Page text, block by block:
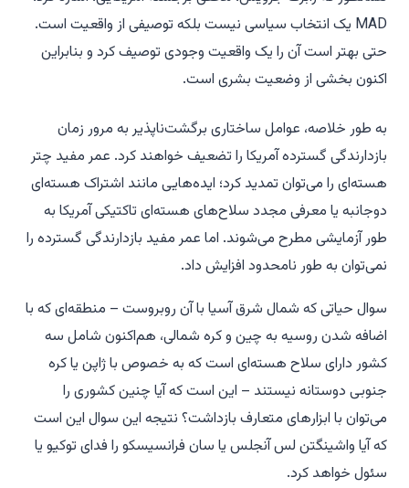
MAD یک انتخاب سیاسی نیست بلکه توصیفی از واقعیت است.
حتی بهتر است آن را یک واقعیت وجودی توصیف کرد و بنابراین
اکنون بخشی از وضعیت بشری است.
به طور خلاصه، عوامل ساختاری برگشت‌ناپذیر به مرور زمان
بازدارندگی گسترده آمریکا را تضعیف خواهند کرد. عمر مفید چتر
هسته‌ای را می‌توان تمدید کرد؛ ایده‌هایی مانند اشتراک هسته‌ای
دوجانبه یا معرفی مجدد سلاح‌های هسته‌ای تاکتیکی آمریکا به
طور آزمایشی مطرح می‌شوند. اما عمر مفید بازدارندگی گسترده را
نمی‌توان به طور نامحدود افزایش داد.
سوال حیاتی که شمال شرق آسیا با آن روبروست – منطقه‌ای که با
اضافه شدن روسیه به چین و کره شمالی، هم‌اکنون شامل سه
کشور دارای سلاح هسته‌ای است که به خصوص با ژاپن یا کره
جنوبی دوستانه نیستند – این است که آیا چنین کشوری را
می‌توان با ابزارهای متعارف بازداشت؟ نتیجه این سوال این است
که آیا واشینگتن لس آنجلس یا سان فرانسیسکو را فدای توکیو یا
سئول خواهد کرد.